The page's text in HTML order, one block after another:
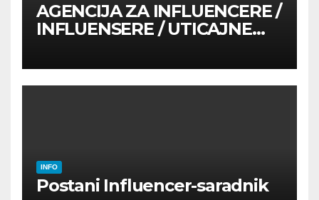
AGENCIJA ZA INFLUENCERE /
INFLUENSERE / UTICAJNE
INFO
Postani Influencer-saradnik